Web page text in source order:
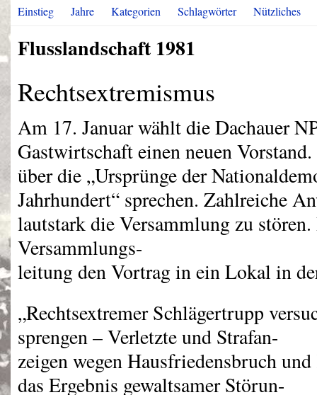
Einstieg Jahre Kategorien Schlagwörter Nützliches
Flusslandschaft 1981
Rechtsextremismus
Am 17. Januar wählt die Dachauer
Gastwirtschaft einen neuen
über die „Ursprünge der
Jahrhundert“ sprechen. Zahlreiche
lautstark die Versammlung zu
Versammlungs-
leitung den Vortrag in ein Lokal in
„Rechtsextremer Schlägertrupp
sprengen – Verletzte und Strafan-
zeigen wegen Hausfriedensbruch
das Ergebnis gewaltsamer Störun-